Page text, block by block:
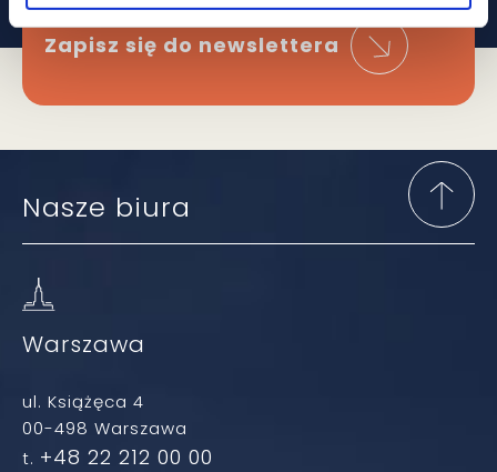
Zapisz się do newslettera
Nasze biura
Warszawa
ul. Książęca 4
00-498 Warszawa
t. +48 22 212 00 00